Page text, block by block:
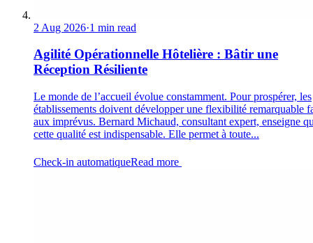
2 Aug 2026·1 min read
Agilité Opérationnelle Hôtelière : Bâtir une
Réception Résiliente
Le monde de l’accueil évolue constamment. Pour prospérer, les
établissements doivent développer une flexibilité remarquable
aux imprévus. Bernard Michaud, consultant expert, enseigne
cette qualité est indispensable. Elle permet à toute...
Check-in automatiqueRead more